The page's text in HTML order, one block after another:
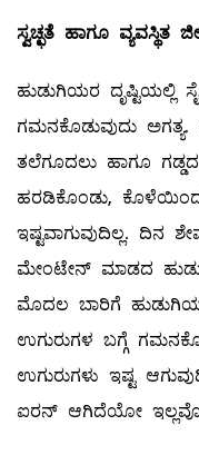
ಸ್ವಚ್ಛತೆ ಹಾಗೂ ವ್ಯವಸ್ಥಿತ
ಹುಡುಗಿಯರ ದೃಷ್ಟಿಯಲ್ಲಿ
ಗಮನಕೊಡುವುದು
ತಲೆಗೂದಲು ಹಾಗೂ
ಹರಡಿಕೊಂಡು,
ಇಷ್ಟವಾಗುವುದಿಲ್ಲ. ದಿನ
ಮೇಂಟೇನ್‌ ಮಾಡದ
ಮೊದಲ ಬಾರಿಗೆ
ಉಗುರುಗಳ ಬಗ್ಗೆ
ಉಗುರುಗಳು ಇಷ್ಟ
ಐರನ್ ಆಗಿದೆಯೋ ಇಲ್ಲವೋ